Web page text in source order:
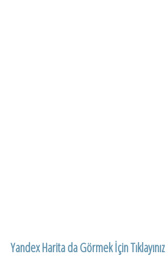
Yandex Harita da Görmek İçin Tıklayınız